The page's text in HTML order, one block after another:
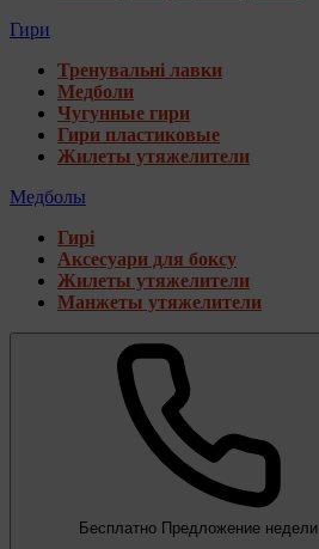
Гири
Тренувальні лавки
Медболи
Чугунные гири
Гири пластиковые
Жилеты утяжелители
Медболы
Гирі
Аксесуари для боксу
Жилеты утяжелители
Манжеты утяжелители
Бесплатно Предложение недели